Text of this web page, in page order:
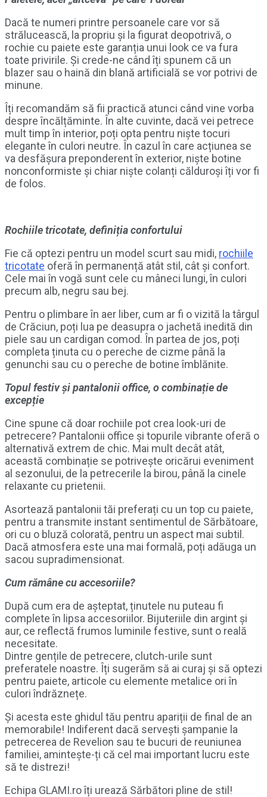
Dacă te numeri printre persoanele care vor să
strălucească, la propriu și la figurat deopotrivă, o
rochie cu paiete este garanția unui look ce va fura
toate privirile. Și crede-ne când îți spunem că un
blazer sau o haină din blană artificială se vor potrivi de
minune.
Îți recomandăm să fii practică atunci când vine vorba
despre încălțăminte. În alte cuvinte, dacă vei petrece
mult timp în interior, poți opta pentru niște tocuri
elegante în culori neutre. În cazul în care acțiunea se
va desfășura preponderent în exterior, niște botine
nonconformiste și chiar niște colanți călduroși îți vor fi
de folos.
Rochiile tricotate, definiția confortului
Fie că optezi pentru un model scurt sau midi, rochiile
tricotate oferă în permanență atât stil, cât și confort.
Cele mai în vogă sunt cele cu mâneci lungi, în culori
precum alb, negru sau bej.
Pentru o plimbare în aer liber, cum ar fi o vizită la târgul
de Crăciun, poți lua pe deasupra o jachetă inedită din
piele sau un cardigan comod. În partea de jos, poți
completa ținuta cu o pereche de cizme până la
genunchi sau cu o pereche de botine îmblănite.
Topul festiv și pantalonii office, o combinație de
excepție
Cine spune că doar rochiile pot crea look-uri de
petrecere? Pantalonii office și topurile vibrante oferă o
alternativă extrem de chic. Mai mult decât atât,
această combinație se potrivește oricărui eveniment
al sezonului, de la petrecerile la birou, până la cinele
relaxante cu prietenii.
Asortează pantalonii tăi preferați cu un top cu paiete,
pentru a transmite instant sentimentul de Sărbătoare,
ori cu o bluză colorată, pentru un aspect mai subtil.
Dacă atmosfera este una mai formală, poți adăuga un
sacou supradimensionat.
Cum rămâne cu accesoriile?
După cum era de așteptat, ținutele nu puteau fi
complete în lipsa accesoriilor. Bijuteriile din argint și
aur, ce reflectă frumos luminile festive, sunt o reală
necesitate.
Dintre gențile de petrecere, clutch-urile sunt
preferatele noastre. Îți sugerăm să ai curaj și să optezi
pentru paiete, articole cu elemente metalice ori în
culori îndrăznețe.
Și acesta este ghidul tău pentru apariții de final de an
memorabile! Indiferent dacă servești șampanie la
petrecerea de Revelion sau te bucuri de reuniunea
familiei, amintește-ți că cel mai important lucru este
să te distrezi!
Echipa GLAMI.ro îți urează Sărbători pline de stil!